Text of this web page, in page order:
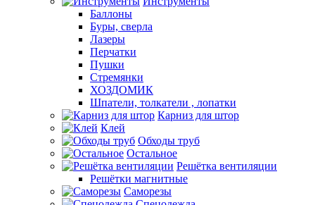
Баллоны
Буры, сверла
Лазеры
Перчатки
Пушки
Стремянки
ХОЗДОМИК
Шпатели, толкатели , лопатки
Карниз для штор
Клей
Обходы труб
Остальное
Решётка вентиляции
Решётки магнитные
Саморезы